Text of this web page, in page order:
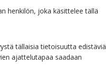
henkilön, joka käsittelee tällä
tällaisia tietoisuutta edistäviä
ajattelutapaa saadaan